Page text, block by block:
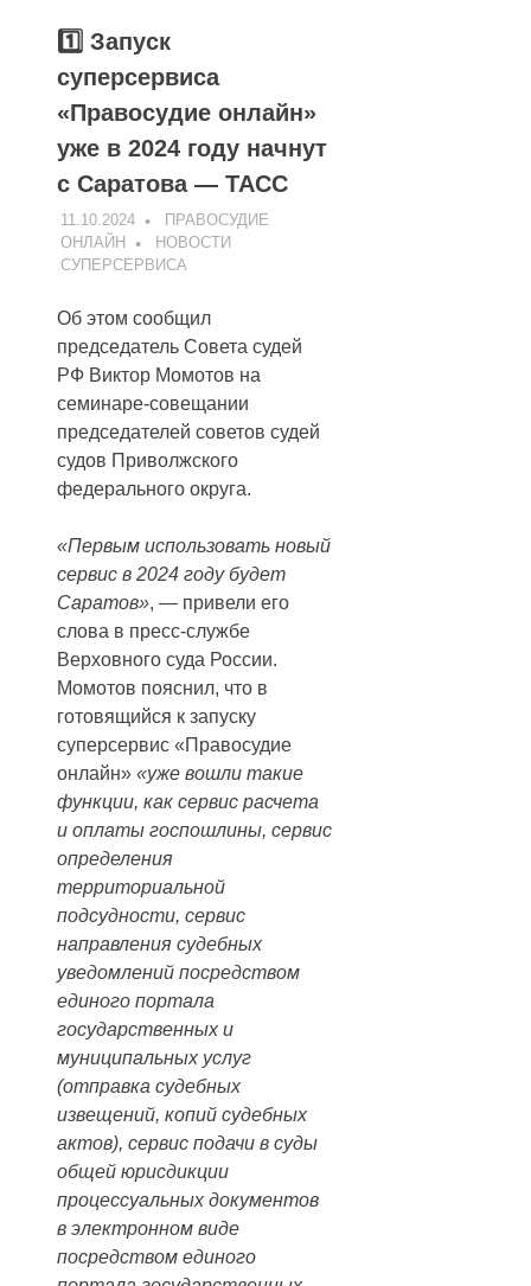
1️⃣ Запуск
суперсервиса
«Правосудие онлайн»
уже в 2024 году начнут
с Саратова — ТАСС
11.10.2024
ПРАВОСУДИЕ
ОНЛАЙН
НОВОСТИ
СУПЕРСЕРВИСА
Об этом сообщил
председатель Совета судей
РФ Виктор Момотов на
семинаре-совещании
председателей советов судей
судов Приволжского
федерального округа.
«Первым использовать новый
сервис в 2024 году будет
Саратов», — привели его
слова в пресс-службе
Верховного суда России.
Момотов пояснил, что в
готовящийся к запуску
суперсервис «Правосудие
онлайн» «уже вошли такие
функции, как сервис расчета
и оплаты госпошлины, сервис
определения
территориальной
подсудности, сервис
направления судебных
уведомлений посредством
единого портала
государственных и
муниципальных услуг
(отправка судебных
извещений, копий судебных
актов), сервис подачи в суды
общей юрисдикции
процессуальных документов
в электронном виде
посредством единого